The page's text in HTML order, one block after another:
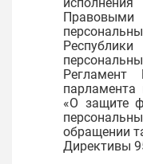
Правовыми
парламента
«О защите
обращении
Директивы